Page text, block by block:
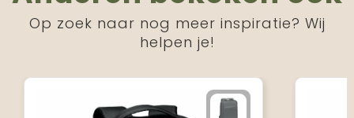
Op zoek naar nog meer inspiratie? Wij
helpen je!